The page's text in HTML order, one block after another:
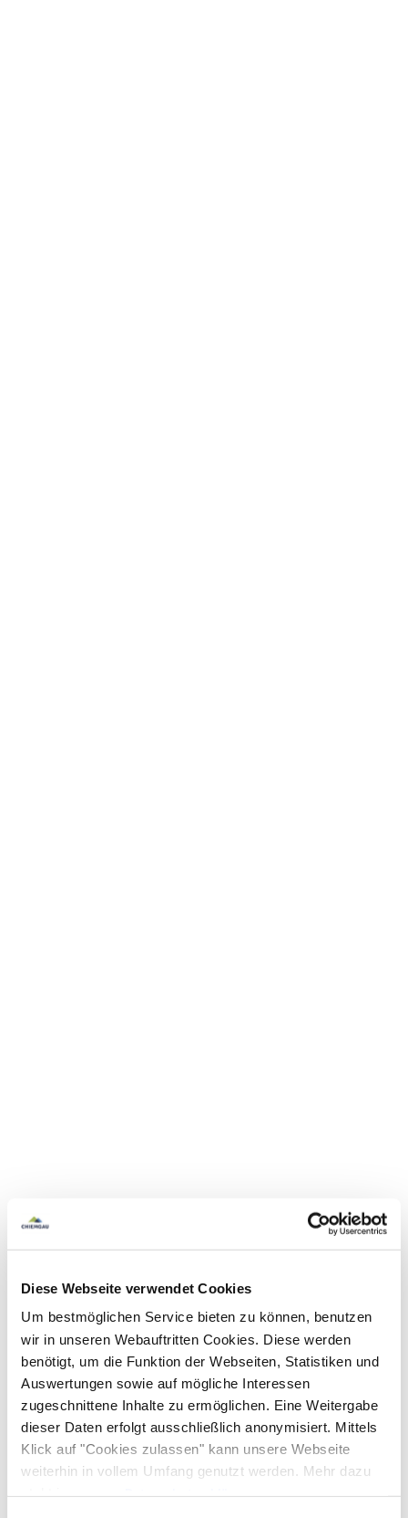
Diese Webseite verwendet Cookies
Um bestmöglichen Service bieten zu können, benutzen
wir in unseren Webauftritten Cookies. Diese werden
benötigt, um die Funktion der Webseiten, Statistiken und
Auswertungen sowie auf mögliche Interessen
zugeschnittene Inhalte zu ermöglichen. Eine Weitergabe
dieser Daten erfolgt ausschließlich anonymisiert. Mittels
Klick auf "Cookies zulassen" kann unsere Webseite
weiterhin in vollem Umfang genutzt werden. Mehr dazu
steht in unserer Datenschutzerklärung.